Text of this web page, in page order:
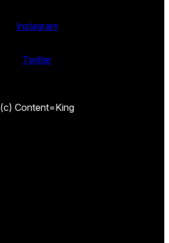
Instagram
Twitter
(c) Content=King